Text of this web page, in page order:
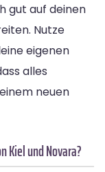
gut auf deinen
Nutze
eigenen
alles
neuen
Kiel und Novara?